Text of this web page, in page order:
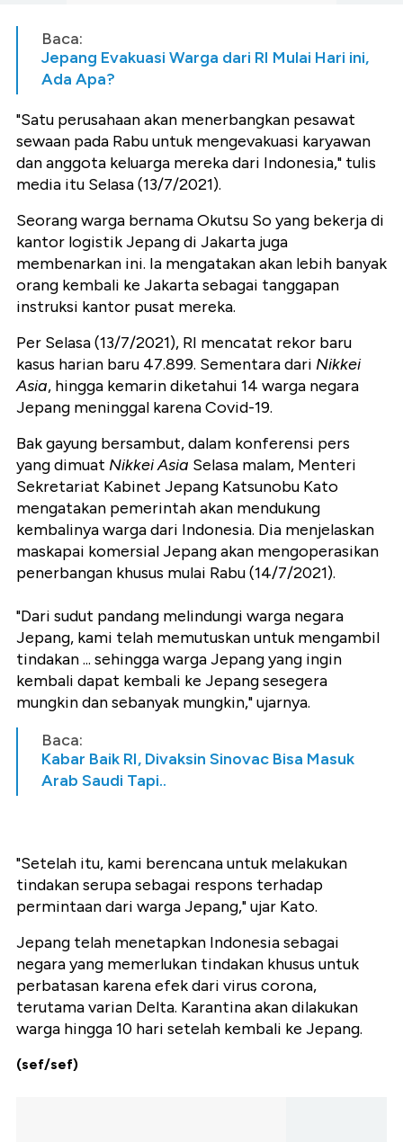
Baca:
Jepang Evakuasi Warga dari RI Mulai Hari ini,
Ada Apa?
"Satu perusahaan akan menerbangkan pesawat
sewaan pada Rabu untuk mengevakuasi karyawan
dan anggota keluarga mereka dari Indonesia," tulis
media itu Selasa (13/7/2021).
Seorang warga bernama Okutsu So yang bekerja di
kantor logistik Jepang di Jakarta juga
membenarkan ini. Ia mengatakan akan lebih banyak
orang kembali ke Jakarta sebagai tanggapan
instruksi kantor pusat mereka.
Per Selasa (13/7/2021), RI mencatat rekor baru
kasus harian baru 47.899. Sementara dari Nikkei
Asia, hingga kemarin diketahui 14 warga negara
Jepang meninggal karena Covid-19.
Bak gayung bersambut, dalam konferensi pers
yang dimuat Nikkei Asia Selasa malam, Menteri
Sekretariat Kabinet Jepang Katsunobu Kato
mengatakan pemerintah akan mendukung
kembalinya warga dari Indonesia. Dia menjelaskan
maskapai komersial Jepang akan mengoperasikan
penerbangan khusus mulai Rabu (14/7/2021).
"Dari sudut pandang melindungi warga negara
Jepang, kami telah memutuskan untuk mengambil
tindakan ... sehingga warga Jepang yang ingin
kembali dapat kembali ke Jepang sesegera
mungkin dan sebanyak mungkin," ujarnya.
Baca:
Kabar Baik RI, Divaksin Sinovac Bisa Masuk
Arab Saudi Tapi..
"Setelah itu, kami berencana untuk melakukan
tindakan serupa sebagai respons terhadap
permintaan dari warga Jepang," ujar Kato.
Jepang telah menetapkan Indonesia sebagai
negara yang memerlukan tindakan khusus untuk
perbatasan karena efek dari virus corona,
terutama varian Delta. Karantina akan dilakukan
warga hingga 10 hari setelah kembali ke Jepang.
(sef/sef)